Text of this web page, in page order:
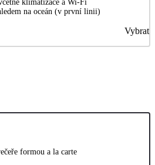
klimatizace a Wi-Fi
na oceán (v první linii)
Vybrat
formou a la carte